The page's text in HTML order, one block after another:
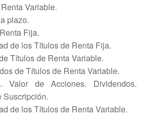
Variable.
plazo.
Fija.
de los Títulos de Renta Fija.
Títulos de Renta Variable.
de Títulos de Renta Variable.
Valor de Acciones. Dividendos.
Suscripción.
de los Títulos de Renta Variable.